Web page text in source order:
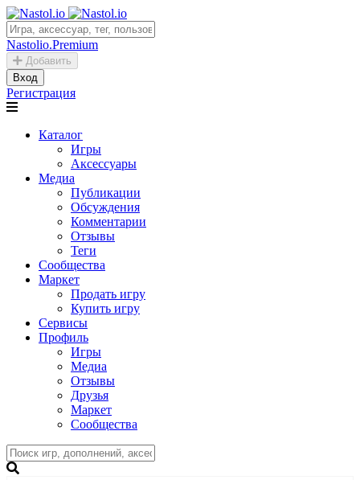
Nastolio.Premium
Добавить
Вход
Регистрация
Каталог
Игры
Аксессуары
Медиа
Публикации
Обсуждения
Комментарии
Отзывы
Теги
Сообщества
Маркет
Продать игру
Купить игру
Сервисы
Профиль
Игры
Медиа
Отзывы
Друзья
Маркет
Сообщества